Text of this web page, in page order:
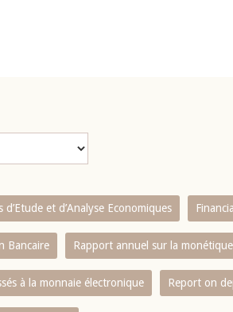
d’Etude et d’Analyse Economiques
Bancaire Rapport annuel sur la
à la monnaie électronique Report on